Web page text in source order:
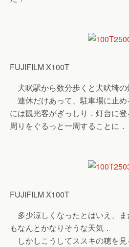
FUJIFILM X100T
犬吠駅から数分歩くと犬吠埼の
連休だけあって、駐車場に止
には観光客がぎっしり．灯台に
周りをぐるっと一周することに．
FUJIFILM X100T
多少涼しくなったとはいえ、
もなんとかなりそうな天気．
しかしこうしてススキの穂を